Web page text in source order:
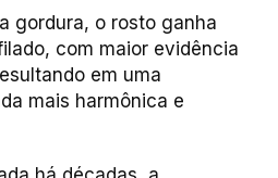
gordura, o rosto ganha
com maior evidência
em uma
mais harmônica e